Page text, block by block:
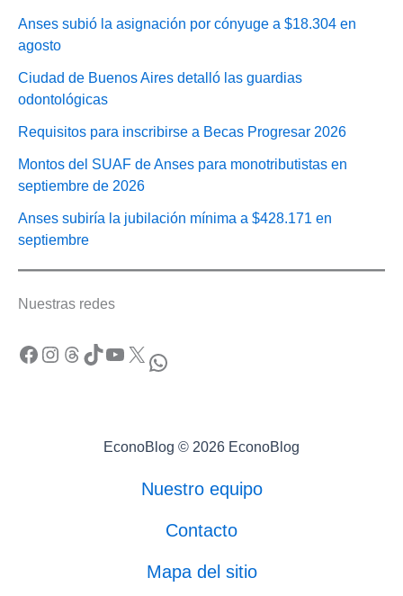
Anses subió la asignación por cónyuge a $18.304 en
agosto
Ciudad de Buenos Aires detalló las guardias
odontológicas
Requisitos para inscribirse a Becas Progresar 2026
Montos del SUAF de Anses para monotributistas en
septiembre de 2026
Anses subiría la jubilación mínima a $428.171 en
septiembre
Nuestras redes
Facebook Instagram Threads TikTok YouTube X WhatsApp
EconoBlog © 2026 EconoBlog
Nuestro equipo
Contacto
Mapa del sitio